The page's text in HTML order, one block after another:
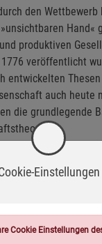
den Wettbewerb
Hand«
produktiven
veröffentlicht
entwickelten
auch heute
die grundlegende
Einstellungen
Cookie Einstellungen